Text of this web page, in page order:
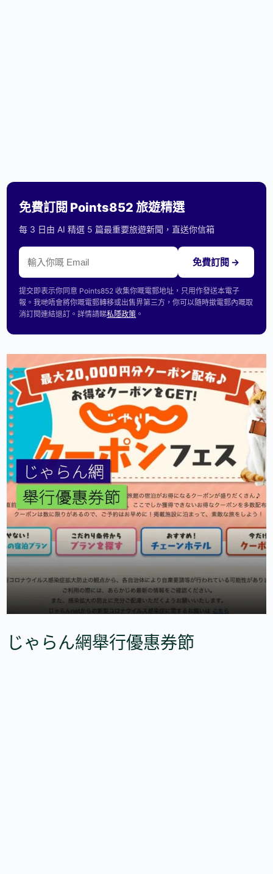
免費訂閱 Points852 旅遊精選
每 3 日由 AI 精選 5 篇最重要旅遊新聞，直送你信箱
免費訂閱 →
提交即表示你同意 Points852 收集你嘅電郵地址，只用作發送本電子
報。我哋唔會將你嘅電郵轉移或出售畀第三方，你可以隨時撳電郵內嘅取
消訂閱連結退訂。詳情請睇私隱政策 。
じゃらん網舉行優惠券節